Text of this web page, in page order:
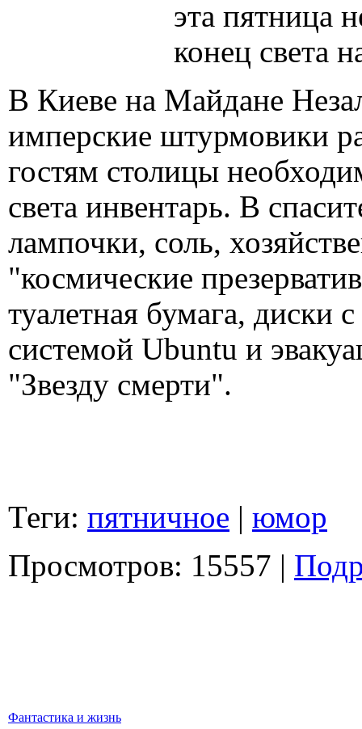
эта пятница
конец света
В Киеве на Майдане
имперские штурмовики
гостям столицы
света инвентарь. В
лампочки, соль,
"космические
туалетная бумага, диски
системой Ubuntu и
"Звезду смерти".
Теги: пятничное | юмор
Просмотров: 15557 |
Фантастика и жизнь